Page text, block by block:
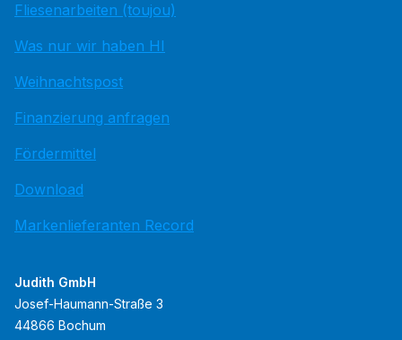
Fliesenarbeiten (toujou)
Was nur wir haben HI
Weihnachtspost
Finanzierung anfragen
Fördermittel
Download
Markenlieferanten Record
Judith GmbH
Josef-Haumann-Straße 3
44866 Bochum